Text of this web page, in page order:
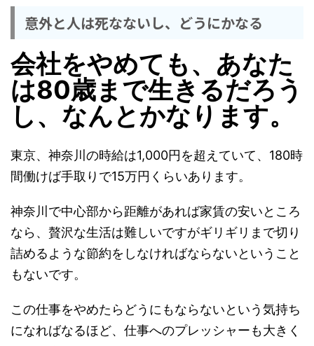
意外と人は死なないし、どうにかなる
会社をやめても、あなた
は80歳まで生きるだろう
し、なんとかなります。
東京、神奈川の時給は1,000円を超えていて、180時
間働けば手取りで15万円くらいあります。
神奈川で中心部から距離があれば家賃の安いところ
なら、贅沢な生活は難しいですがギリギリまで切り
詰めるような節約をしなければならないということ
もないです。
この仕事をやめたらどうにもならないという気持ち
になればなるほど、仕事へのプレッシャーも大きく